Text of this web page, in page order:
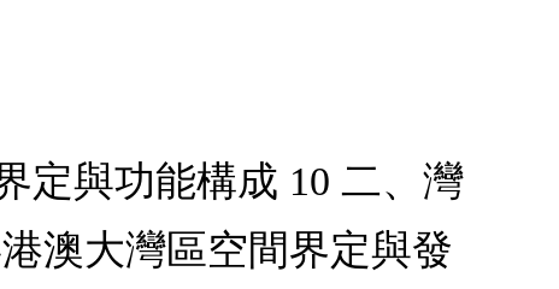
定與功能構成 10 二、灣
澳大灣區空間界定與發